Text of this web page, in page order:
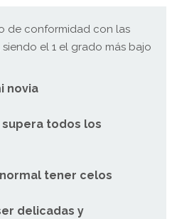
de conformidad con las
el 1 el grado más bajo
novia
todos los
tener celos
delicadas y